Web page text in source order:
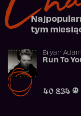
tym
Bryan
Run To
40 834